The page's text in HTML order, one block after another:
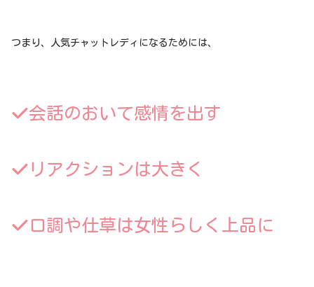
つまり、人気チャットレディになるためには、
会話のおいて感情を出す
リアクションは大きく
口調や仕草は女性らしく上品に